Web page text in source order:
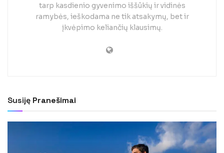
tarp kasdienio gyvenimo iššūkių ir vidinės
ramybės, ieškodama ne tik atsakymų, bet ir
įkvėpimo keliančių klausimų.
Susiję Pranešimai